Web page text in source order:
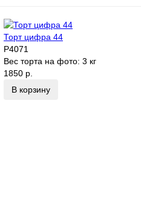
Торт цифра 44
P4071
Вес торта на фото: 3 кг
1850 р.
В корзину